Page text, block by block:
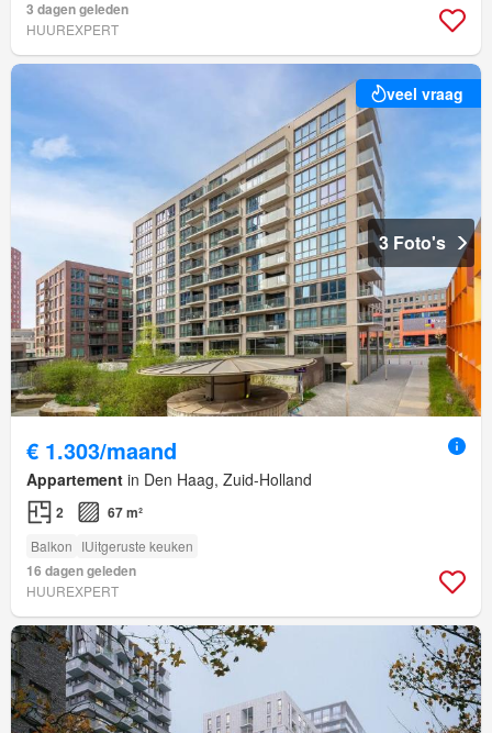
3 dagen geleden
HUUREXPERT
veel vraag
3 Foto's
€ 1.303/maand
Appartement in Den Haag, Zuid-Holland
2 67 m²
Balkon IUitgeruste keuken
16 dagen geleden
HUUREXPERT